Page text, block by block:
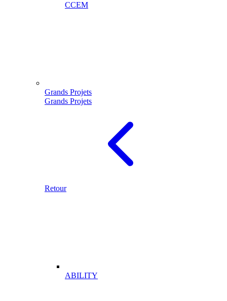
CCEM
Grands Projets
Grands Projets
Retour
ABILITY